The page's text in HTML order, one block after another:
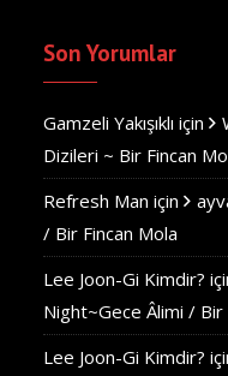
Son Yorumlar
Gamzeli Yakışıklı için
Dizileri ~ Bir Fincan
Refresh Man için
/ Bir Fincan Mola
Lee Joon-Gi Kimdir?
Night~Gece Âlimi / Bir
Lee Joon-Gi Kimdir?